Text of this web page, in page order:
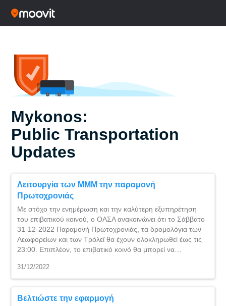
Mykonos:
Public Transportation
Updates
Λειτουργία των ΜΜΜ την παραμονή
Πρωτοχρονιάς
Με στόχο την ενημέρωση και την καλύτερη εξυπηρέτηση
του επιβατικού κοινού, ο ΟΑΣΑ ανακοινώνει ότι το Σάββατο
31-12-2022 Παραμονή Πρωτοχρονιάς, τα δρομολόγια των
Λεωφορείων και των Τρόλεϊ θα έχουν ολοκληρωθεί έως τις
23:00. Επιπλέον, το επιβατικό κοινό θα μπορεί να…
31/12/2022
Βελτιώστε την εφαρμογή